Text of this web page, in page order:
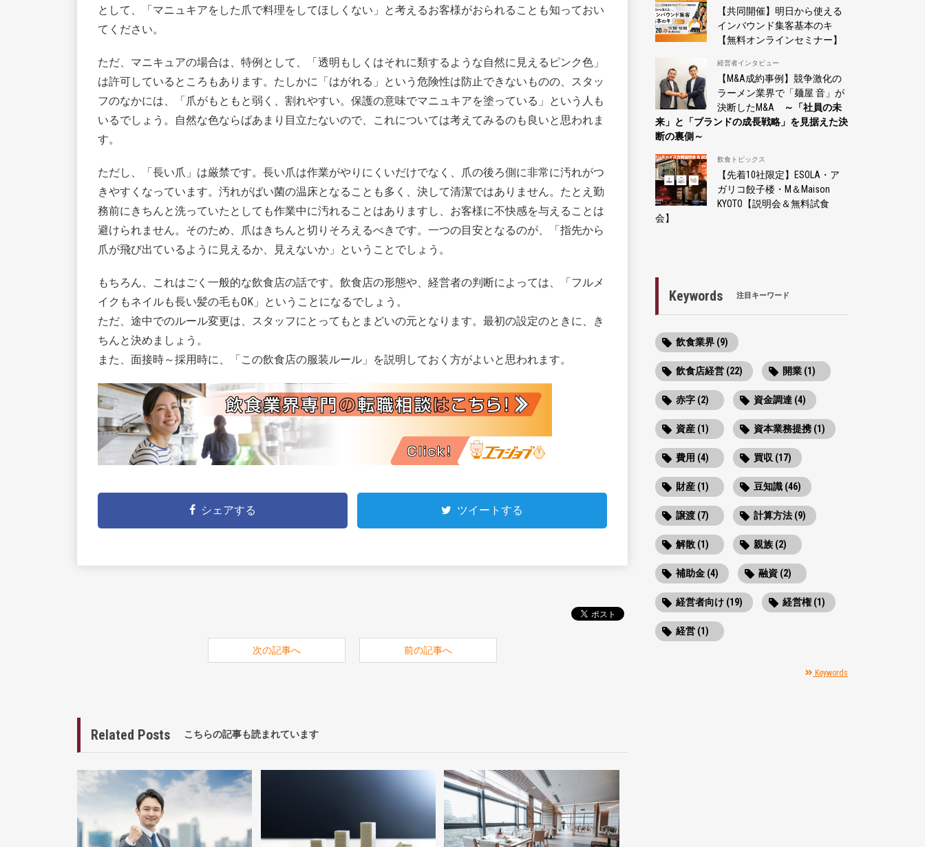
として、「マニュキアをした爪で料理をしてほしくない」と考えるお客様がおられることも知っておい
てください。
ただ、マニキュアの場合は、特例として、「透明もしくはそれに類するような自然に見えるピンク色」
は許可しているところもあります。たしかに「はがれる」という危険性は防止できないものの、スタッ
フのなかには、「爪がもともと弱く、割れやすい。保護の意味でマニュキアを塗っている」という人も
いるでしょう。自然な色ならばあまり目立たないので、これについては考えてみるのも良いと思われま
す。
ただし、「長い爪」は厳禁です。長い爪は作業がやりにくいだけでなく、爪の後ろ側に非常に汚れがつ
きやすくなっています。汚れがばい菌の温床となることも多く、決して清潔ではありません。たとえ勤
務前にきちんと洗っていたとしても作業中に汚れることはありますし、お客様に不快感を与えることは
避けられません。そのため、爪はきちんと切りそろえるべきです。一つの目安となるのが、「指先から
爪が飛び出ているように見えるか、見えないか」ということでしょう。
もちろん、これはごく一般的な飲食店の話です。飲食店の形態や、経営者の判断によっては、「フルメ
イクもネイルも長い髪の毛もOK」ということになるでしょう。
ただ、途中でのルール変更は、スタッフにとってもとまどいの元となります。最初の設定のときに、き
ちんと決めましょう。
また、面接時～採用時に、「この飲食店の服装ルール」を説明しておく方がよいと思われます。
シェアする ツイートする
次の記事へ 前の記事へ
Related Posts こちらの記事も読まれています
【共同開催】明日から使える
インバウンド集客基本のキ
【無料オンラインセミナー】
経営者インタビュー
【M&A成約事例】競争激化の
ラーメン業界で「麺屋 音」が
決断したM&A
～「社員の未
来」と「ブランドの成長戦略」を見据えた決
断の裏側～
飲食トピックス
【先着10社限定】ESOLA・ア
ガリコ餃子楼・M＆Maison
KYOTO【説明会＆無料試食
会】
Keywords 注目キーワード
飲食業界 (9)
飲食店経営 (22) 開業 (1)
赤字 (2) 資金調達 (4)
資産 (1) 資本業務提携 (1)
費用 (4) 買収 (17)
財産 (1) 豆知識 (46)
譲渡 (7) 計算方法 (9)
解散 (1) 親族 (2)
補助金 (4) 融資 (2)
経営者向け (19) 経営権 (1)
経営 (1)
Keywords